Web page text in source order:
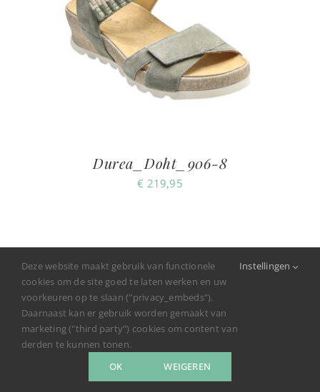
Durea_Doht_906-8
€ 219,95
Deze website maakt gebruik van functionele
cookies om de site goed te laten werken en uw
voorkeuren op te slaan ("privacy_embeds").
Daarnaast kan er gebruik worden gemaakt van
marketing ("third party") cookies om content van
derden te kunnen tonen.
Instellingen
OK WEIGEREN